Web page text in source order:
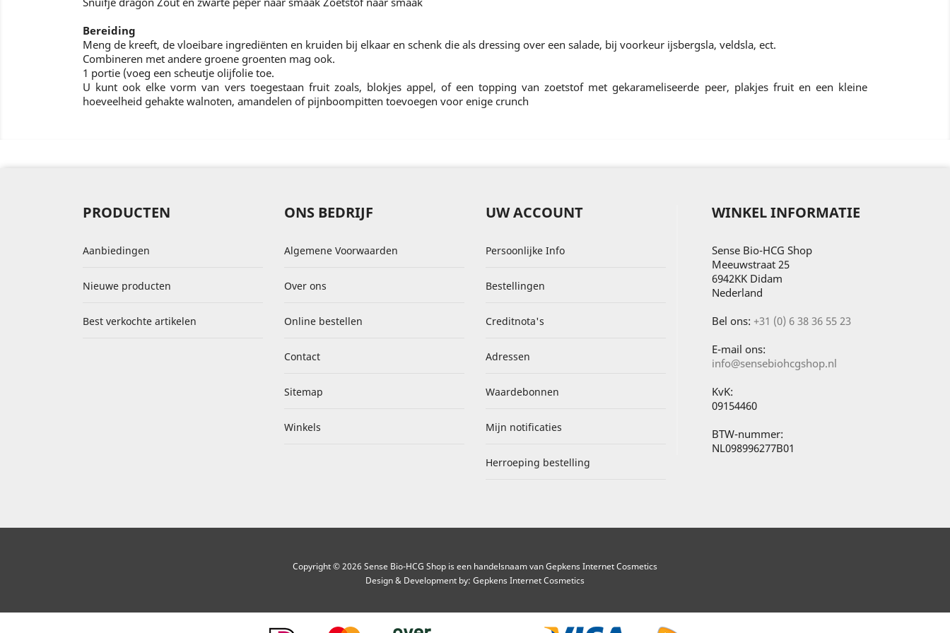
Bereiding
Meng de kreeft, de vloeibare ingrediënten en kruiden bij elkaar en schenk die als dressing over een salade, bij voorkeur ijsbergsla, veldsla, ect.
Combineren met andere groene groenten mag ook.
1 portie (voeg een scheutje olijfolie toe.
U kunt ook elke vorm van vers toegestaan fruit zoals, blokjes appel, of een topping van zoetstof met gekarameliseerde peer, plakjes fruit en een kleine
hoeveelheid gehakte walnoten, amandelen of pijnboompitten toevoegen voor enige crunch
PRODUCTEN
Aanbiedingen
Nieuwe producten
Best verkochte artikelen
ONS BEDRIJF
Algemene Voorwaarden
Over ons
Online bestellen
Contact
Sitemap
Winkels
UW ACCOUNT
Persoonlijke Info
Bestellingen
Creditnota's
Adressen
Waardebonnen
Mijn notificaties
Herroeping bestelling
WINKEL INFORMATIE
Sense Bio-HCG Shop
Meeuwstraat 25
6942KK Didam
Nederland
Bel ons: +31 (0) 6 38 36 55 23
E-mail ons:
info@sensebiohcgshop.nl
KvK:
09154460
BTW-nummer:
NL098996277B01
Copyright © 2026 Sense Bio-HCG Shop is een handelsnaam van Gepkens Internet Cosmetics
Design & Development by: Gepkens Internet Cosmetics